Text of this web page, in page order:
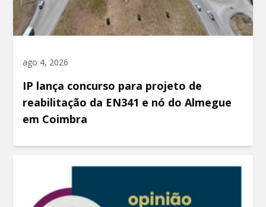
ago 4, 2026
IP lança concurso para projeto de
reabilitação da EN341 e nó do Almegue
em Coimbra